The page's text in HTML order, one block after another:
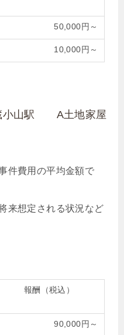
50,000円～
10,000円～
小山駅 A土地家屋
件費用の平均金額で
来想定される状況など
報酬（税込）
90,000円～